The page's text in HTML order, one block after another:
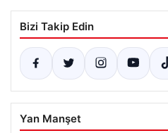
Bizi Takip Edin
Yan Manşet